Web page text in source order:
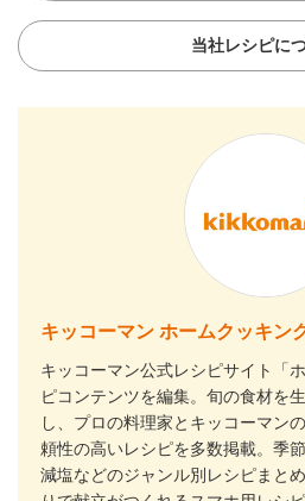
当社レシピに
キッコーマン ホームクッキン
キッコーマン公式レシピサイト「
ピコンテンツを編集。旬の食材を
し、プロの料理家とキッコーマン
頼性の高いレシピを多数掲載。季
減塩などのジャンル別レシピまと